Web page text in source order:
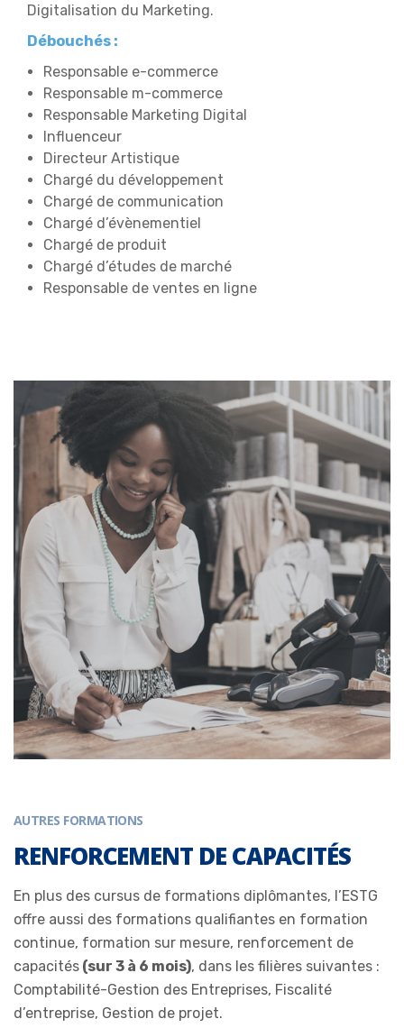
Digitalisation du Marketing.
Débouchés :
Responsable e-commerce
Responsable m-commerce
Responsable Marketing Digital
Influenceur
Directeur Artistique
Chargé du développement
Chargé de communication
Chargé d’évènementiel
Chargé de produit
Chargé d’études de marché
Responsable de ventes en ligne
AUTRES FORMATIONS
RENFORCEMENT DE CAPACITÉS
En plus des cursus de formations diplômantes, l’ESTG
offre aussi des formations qualifiantes en formation
continue, formation sur mesure, renforcement de
capacités (sur 3 à 6 mois), dans les filières suivantes :
Comptabilité-Gestion des Entreprises, Fiscalité
d’entreprise, Gestion de projet.